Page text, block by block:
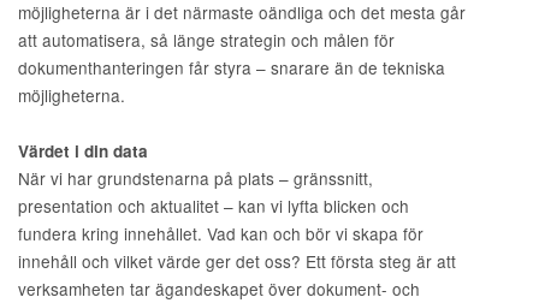
möjligheterna är i det närmaste oändliga och det mesta går
att automatisera, så länge strategin och målen för
dokumenthanteringen får styra – snarare än de tekniska
möjligheterna.
Värdet i din data
När vi har grundstenarna på plats – gränssnitt,
presentation och aktualitet – kan vi lyfta blicken och
fundera kring innehållet. Vad kan och bör vi skapa för
innehåll och vilket värde ger det oss? Ett första steg är att
verksamheten tar ägandeskapet över dokument- och